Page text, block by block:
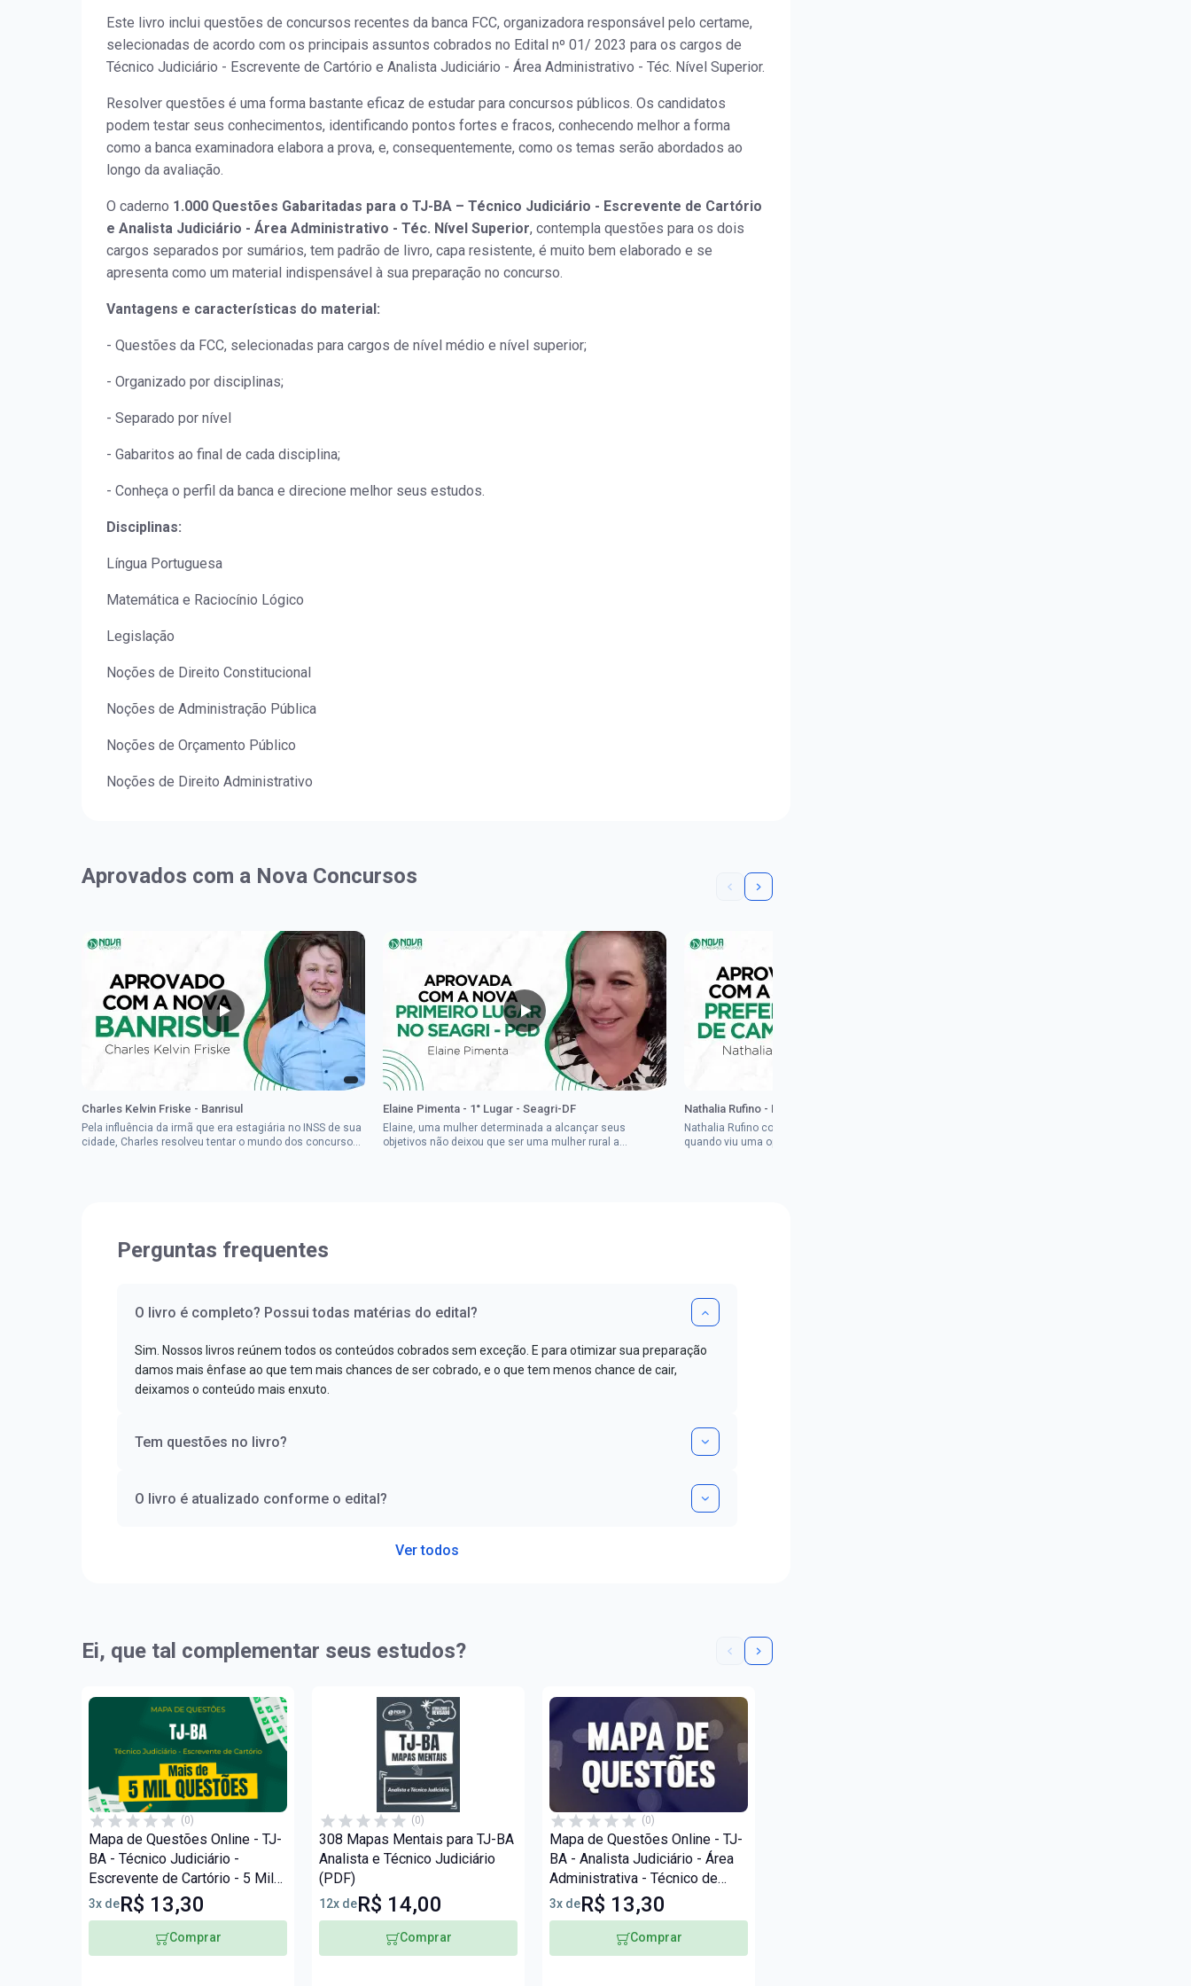
Este livro inclui questões de concursos recentes da banca FCC, organizadora responsável pelo certame,
selecionadas de acordo com os principais assuntos cobrados no Edital nº 01/ 2023 para os cargos de
Técnico Judiciário - Escrevente de Cartório e Analista Judiciário - Área Administrativo - Téc. Nível Superior.
Resolver questões é uma forma bastante eficaz de estudar para concursos públicos. Os candidatos
podem testar seus conhecimentos, identificando pontos fortes e fracos, conhecendo melhor a forma
como a banca examinadora elabora a prova, e, consequentemente, como os temas serão abordados ao
longo da avaliação.
O caderno 1.000 Questões Gabaritadas para o TJ-BA – Técnico Judiciário - Escrevente de Cartório
e Analista Judiciário - Área Administrativo - Téc. Nível Superior, contempla questões para os dois
cargos separados por sumários, tem padrão de livro, capa resistente, é muito bem elaborado e se
apresenta como um material indispensável à sua preparação no concurso.
Vantagens e características do material:
- Questões da FCC, selecionadas para cargos de nível médio e nível superior;
- Organizado por disciplinas;
- Separado por nível
- Gabaritos ao final de cada disciplina;
- Conheça o perfil da banca e direcione melhor seus estudos.
Disciplinas:
Língua Portuguesa
Matemática e Raciocínio Lógico
Legislação
Noções de Direito Constitucional
Noções de Administração Pública
Noções de Orçamento Público
Noções de Direito Administrativo
Aprovados com a Nova Concursos
Charles Kelvin Friske - Banrisul
Pela influência da irmã que era estagiária no INSS de sua
cidade, Charles resolveu tentar o mundo dos concursos
Elaine Pimenta - 1° Lugar - Seagri-DF
Elaine, uma mulher determinada a alcançar seus
objetivos não deixou que ser uma mulher rural a
Nathalia Rufino - Prefeitura de Campinas
Nathalia Rufino começou seus estudos com a Nova
quando viu uma oportunidade no concurso do Banco do
Perguntas frequentes
O livro é completo? Possui todas matérias do edital?
Sim. Nossos livros reúnem todos os conteúdos cobrados sem exceção. E para otimizar sua preparação
damos mais ênfase ao que tem mais chances de ser cobrado, e o que tem menos chance de cair,
deixamos o conteúdo mais enxuto.
Tem questões no livro?
O livro é atualizado conforme o edital?
Ver todos
Ei, que tal complementar seus estudos?
(0)
Mapa de Questões Online - TJ-
BA - Técnico Judiciário -
Escrevente de Cartório - 5 Mil
Questões
3x deR$ 13,30
Comprar
(0)
308 Mapas Mentais para TJ-BA
Analista e Técnico Judiciário
(PDF)
12x deR$ 14,00
Comprar
(0)
Mapa de Questões Online - TJ-
BA - Analista Judiciário - Área
Administrativa - Técnico de
Nível Superior - 7 Mil Questões
3x deR$ 13,30
Comprar